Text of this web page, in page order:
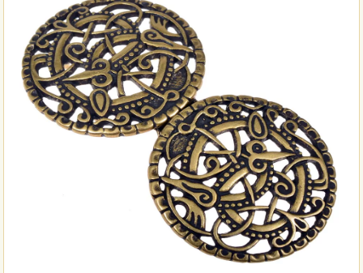
Rückruf-Service
Zahlungsweisen